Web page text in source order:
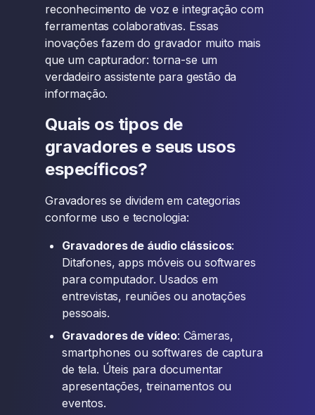
reconhecimento de voz e integração com
ferramentas colaborativas. Essas
inovações fazem do gravador muito mais
que um capturador: torna-se um
verdadeiro assistente para gestão da
informação.
Quais os tipos de
gravadores e seus usos
específicos?
Gravadores se dividem em categorias
conforme uso e tecnologia:
Gravadores de áudio clássicos:
Ditafones, apps móveis ou softwares
para computador. Usados em
entrevistas, reuniões ou anotações
pessoais.
Gravadores de vídeo: Câmeras,
smartphones ou softwares de captura
de tela. Úteis para documentar
apresentações, treinamentos ou
eventos.